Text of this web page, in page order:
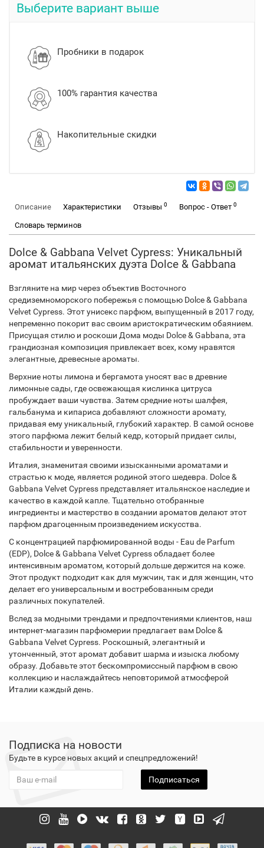
Выберите вариант выше
Пробники в подарок
100% гарантия качества
Накопительные скидки
Описание Характеристики Отзывы 0 Вопрос - Ответ 0
Словарь терминов
Dolce & Gabbana Velvet Cypress: Уникальный
аромат итальянских дуэта Dolce & Gabbana
Взгляните на мир через объектив Восточного
средиземноморского побережья с помощью Dolce & Gabbana
Velvet Cypress. Этот унисекс парфюм, выпущенный в 2017 году,
непременно покорит вас своим аристократическим обаянием.
Присущая стилю и роскоши Дома моды Dolce & Gabbana, эта
грандиозная композиция привлекает всех, кому нравятся
элегантные, древесные ароматы.
Верхние ноты лимона и бергамота уносят вас в древние
лимонные сады, где освежающая кислинка цитруса
пробуждает ваши чувства. Затем средние ноты шалфея,
гальбанума и кипариса добавляют сложности аромату,
придавая ему уникальный, глубокий характер. В самой основе
этого парфюма лежит белый кедр, который придает силы,
стабильности и уверенности.
Италия, знаменитая своими изысканными ароматами и
страстью к моде, является родиной этого шедевра. Dolce &
Gabbana Velvet Cypress представляет итальянское наследие и
качество в каждой капле. Тщательно отобранные
ингредиенты и мастерство в создании ароматов делают этот
парфюм драгоценным произведением искусства.
С концентрацией парфюмированной воды - Eau de Parfum
(EDP), Dolce & Gabbana Velvet Cypress обладает более
интенсивным ароматом, который дольше держится на коже.
Этот продукт подходит как для мужчин, так и для женщин, что
делает его универсальным и востребованным среди
различных покупателей.
Вслед за модными трендами и предпочтениями клиентов, наш
интернет-магазин парфюмерии предлагает вам Dolce &
Gabbana Velvet Cypress. Роскошный, элегантный и
утонченный, этот аромат добавит шарма и изыска любому
образу. Добавьте этот бескомпромиссный парфюм в свою
коллекцию и наслаждайтесь неповторимой атмосферой
Италии каждый день.
Подписка на новости
Будьте в курсе новых акций и спецпредложений!
Подписаться